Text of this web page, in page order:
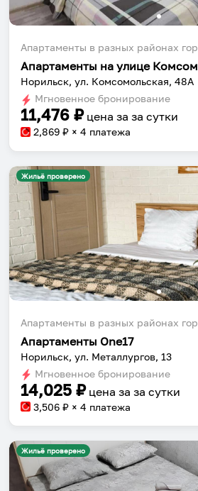
Апартаменты в разных районах
Апартаменты на улице
Норильск, ул. Комсомольская, 48А
Мгновенное бронирование
11,476 ₽ цена за за сутки
2,869 ₽ × 4 платежа
Жильё проверено
Апартаменты в разных районах
Апартаменты One17
Норильск, ул. Металлургов, 13
Мгновенное бронирование
14,025 ₽ цена за за сутки
3,506 ₽ × 4 платежа
Жильё проверено